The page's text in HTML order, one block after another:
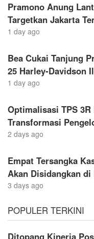
Pramono Anung
Targetkan Jakarta
1 day ago
Bea Cukai Tanjung
25 Harley-Davidson
1 day ago
Optimalisasi TPS
Transformasi
2 days ago
Empat Tersangka
Akan Disidangkan
3 days ago
POPULER TERKINI